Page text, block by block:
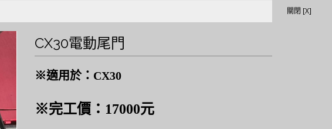
CX30電動尾門
※適用於：CX30
※完工價：17000元
關閉 [X]